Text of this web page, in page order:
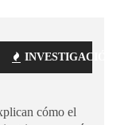
INVESTIGACIÓN
cómo el